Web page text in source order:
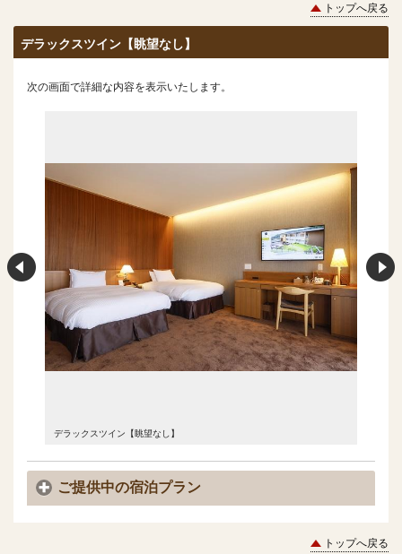
トップへ戻る
デラックスツイン【眺望なし】
次の画面で詳細な内容を表示いたします。
デラックスツイン【眺望なし】
ご提供中の宿泊プラン
トップへ戻る